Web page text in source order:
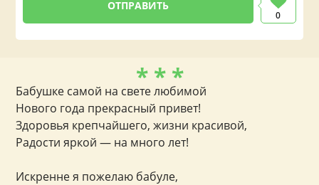
0
* * *
Бабушке самой на свете любимой
Нового года прекрасный привет!
Здоровья крепчайшего, жизни красивой,
Радости яркой — на много лет!
Искренне я пожелаю бабуле,